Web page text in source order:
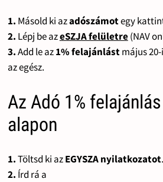
1. Másold ki azadószámotegy
2. Lépj be azeSZJA felületre(NAV
3.Add le az1% felajánlástmájus 20-
az egész.
Az Adó 1%
alapon
1.Töltsd ki azEGYSZA nyilatkozatot.
2. Írd rá a